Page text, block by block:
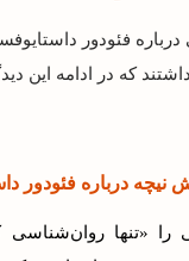
درباره فئودور
که در ادامه این
نیچه درباره فئودور
را «تنها